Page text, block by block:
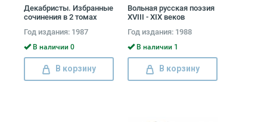
Декабристы. Избранные
сочинения в 2 томах
Бестужев-Марлинский,
Кондратий Рылеев,
Федор Глинка
Год издания: 1987
В наличии 0
В корзину
Вольная русская поэзия
XVIII - XIX веков
Иван Тургенев, Федор
Тютчев, Александр
Пушкин, Лев Толстой,
Владимир Раевский,
Михаил Ломоносов,
Александр Грибоедов,
Год издания: 1988
В наличии 1
В корзину